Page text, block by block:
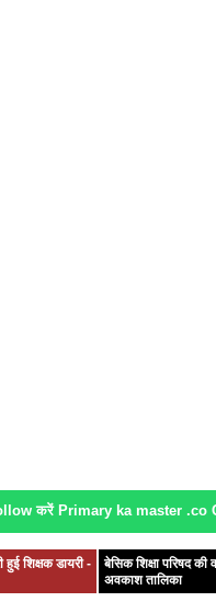
करें Primary ka master .co
शिक्षक डायरी -
बेसिक शिक्षा परिषद की
अवकाश तालिका